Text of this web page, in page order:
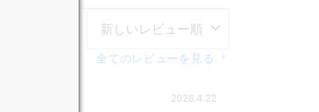
全てのレビューを見る
2026.4.22